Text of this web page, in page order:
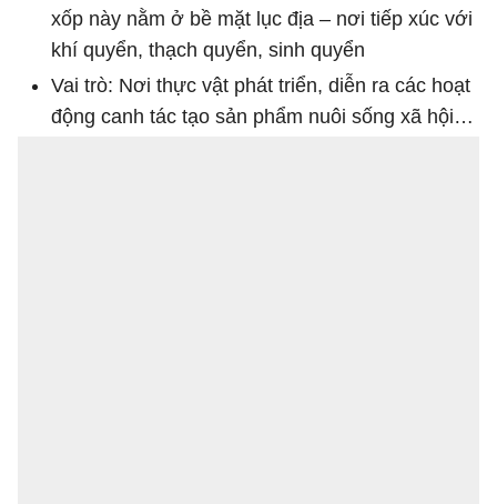
xốp này nằm ở bề mặt lục địa – nơi tiếp xúc với
khí quyển, thạch quyển, sinh quyển
Vai trò: Nơi thực vật phát triển, diễn ra các hoạt
động canh tác tạo sản phẩm nuôi sống xã hội…